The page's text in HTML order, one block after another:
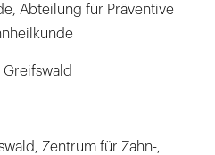
Abteilung für Präventive
Greifswald
Zentrum für Zahn-,